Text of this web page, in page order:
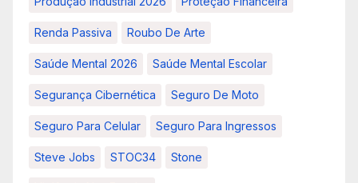
Renda Passiva Roubo De Arte
Saúde Mental 2026 Saúde Mental Escolar
Segurança Cibernética Seguro De Moto
Seguro Para Celular Seguro Para Ingressos
Steve Jobs STOC34 Stone